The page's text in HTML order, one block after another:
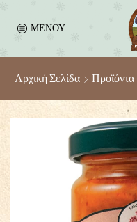
ΜΕΝΟΥ
Αρχική Σελίδα Προϊόντα